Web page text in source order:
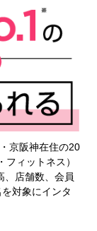
京阪神在住の20
ィットネス）
、店舗数、会員
対象にインタ